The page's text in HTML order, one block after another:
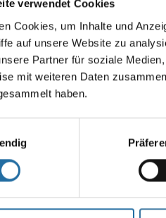
verwendet Cookies
Cookies, um Inhalte und
auf unsere Website zu
Partner für soziale
mit weiteren Daten
haben.